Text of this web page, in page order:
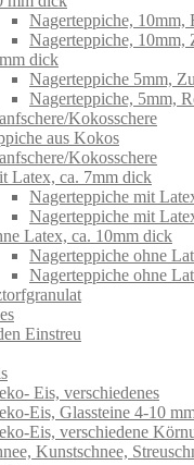
Nagerteppiche, 10mm,
Nagerteppiche, 10mm,
dick
Nagerteppiche 5mm,
Nagerteppiche, 5mm,
Kokosschere
aus Kokos
Kokosschere
Latex, ca. 7mm dick
Nagerteppiche mit
Nagerteppiche mit
Latex, ca. 10mm dick
Nagerteppiche ohne
Nagerteppiche ohne
Einstreu
Eis, verschiedenes
Eis, Glassteine 4-10
Eis, verschiedene
Kunstschnee,